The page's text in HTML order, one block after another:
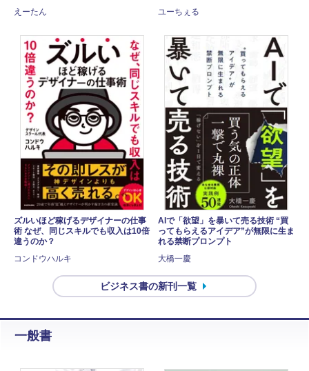
えーたん
ユーちぇる
ズルいほど稼げるデザイナーの仕事
術 なぜ、同じスキルでも収入は10倍
違うのか？
コンドウハルキ
AIで「欲望」を暴いて売る技術 “買
ってもらえるアイデア”が無限に生ま
れる禁断プロンプト
大橋一慶
ビジネス書の新刊一覧
一般書